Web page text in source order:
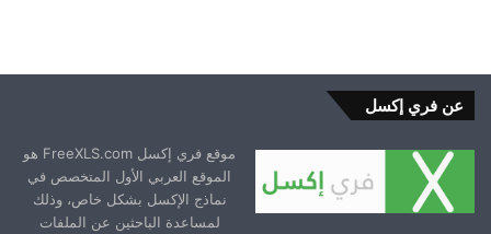
عن فري إكسل
موقع فري إكسل FreeXLS.com هو
الموقع العربي الأول المتخصص في
نماذج الإكسل بشكل خاص، وذلك
لمساعدة الباحثين عن الملفات